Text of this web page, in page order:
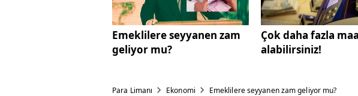
Emeklilere seyyanen zam
geliyor mu?
Çok daha fazla
alabilirsiniz!
Para Limanı Ekonomi Emeklilere seyyanen zam geliyor mu?